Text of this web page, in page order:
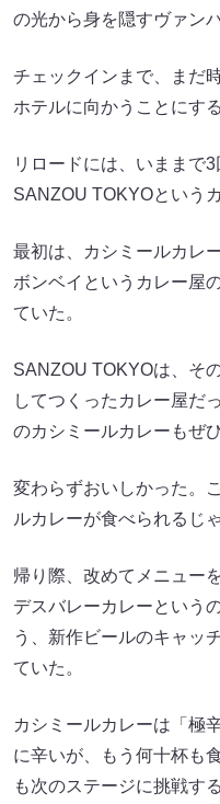
の光から身を隠すヴァン
チェックインまで、まだ
ホテルに向かうことにする
リロードには、いままで
SANZOU TOKYOという
最初は、カシミールカレ
ボンベイというカレー屋
ていた。
SANZOU TOKYOは、そ
してつくったカレー屋だ
のカシミールカレーもぜ
変わらずおいしかった。
ルカレーが食べられるじ
帰り際、改めてメニュー
デスバレーカレーという
う、新作ビールのキャッ
ていた。
カシミールカレーは「極
に辛いが、もう何十杯も
も次のステージに挑戦す